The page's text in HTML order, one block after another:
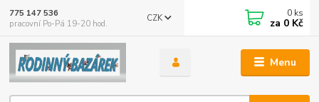
Menu
CZK
775 147 536
pracovní Po-Pá 19-20 hod.
0 ks
za 0 Kč